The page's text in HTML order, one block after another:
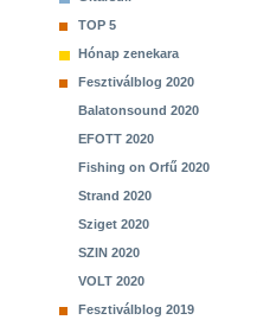
TOP 5
Hónap zenekara
Fesztiválblog 2020
Balatonsound 2020
EFOTT 2020
Fishing on Orfű 2020
Strand 2020
Sziget 2020
SZIN 2020
VOLT 2020
Fesztiválblog 2019